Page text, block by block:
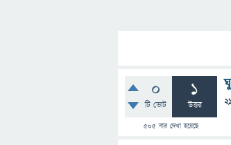
0
টি ভোট
1
উত্তর
505 বার দেখা হয়েছে